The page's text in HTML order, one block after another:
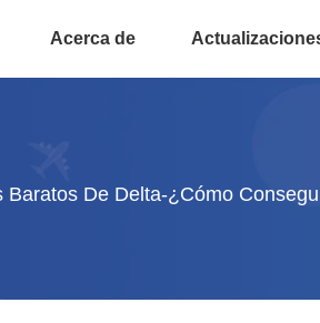
Acerca de
Baratos De Delta-¿Cómo